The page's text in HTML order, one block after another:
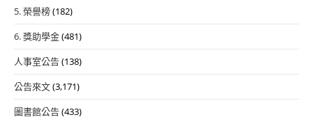
5. 榮譽榜(182)
6. 獎助學金(481)
人事室公告(138)
公告來文(3,171)
圖書館公告(433)